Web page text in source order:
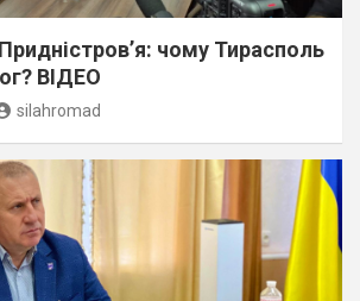
Придністров’я: чому Тирасполь
ВІДЕО
silahromad